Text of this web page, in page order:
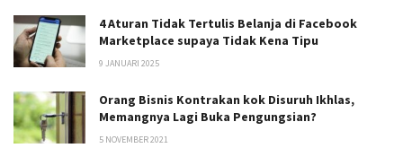
4 Aturan Tidak Tertulis Belanja di Facebook
Marketplace supaya Tidak Kena Tipu
9 JANUARI 2025
Orang Bisnis Kontrakan kok Disuruh Ikhlas,
Memangnya Lagi Buka Pengungsian?
5 NOVEMBER 2021